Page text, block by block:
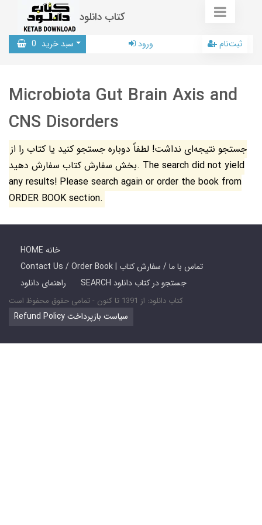
کتاب دانلود
سبد خرید 0 ورود ثبت‌نام
Microbiota Gut Brain Axis and
CNS Disorders
جستجو نتیجه‌ای نداشت! لطفاً دوباره جستجو کنید یا کتاب را از
بخش سفارش کتاب سفارش دهید. The search did not yield
any results! Please search again or order the book from
ORDER BOOK section.
HOME خانه
Contact Us / Order Book | تماس با ما / سفارش کتاب
راهنمای دانلود
SEARCH جستجو در کتاب دانلود
کتاب دانلود: از 1391 تا کنون - تمامی حقوق محفوظ است
Refund Policy سیاست بازپرداخت